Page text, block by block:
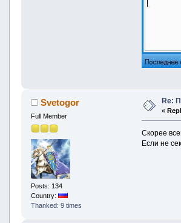
Svetogor
Full Member
Posts: 134
Country:
Thanked: 9 times
Re:
«
Скорее
Если не